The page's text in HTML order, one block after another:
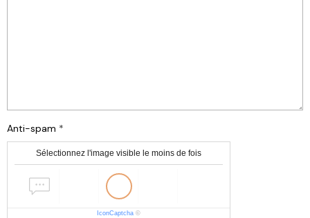
Anti-spam
Sélectionnez l'image visible le moins de fois
IconCaptcha ©